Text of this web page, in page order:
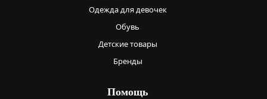
Одежда для девочек
Обувь
Детские товары
Бренды
Помощь